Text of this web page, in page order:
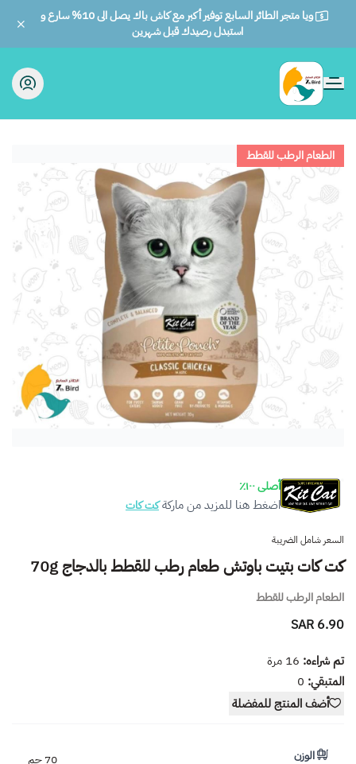
ويا متجر الطائر السابع توفير أكبر مع كاش باك يصل الى 10% سارع و
استبدل رصيدك قبل شهرين
الطائر السابع للحيوانات
الطعام الرطب للقطط
أصلى ١٠٠٪
اضغط هنا للمزيد من ماركةكت كات
السعر شامل الضريبة
كت كات بتيت باوتش طعام رطب للقطط بالدجاج 70g
الطعام الرطب للقطط
6.90 SAR
تم شراءه: 16 مرة
المتبقي: 0
أضف المنتج للمفضلة
الوزن 70 جم